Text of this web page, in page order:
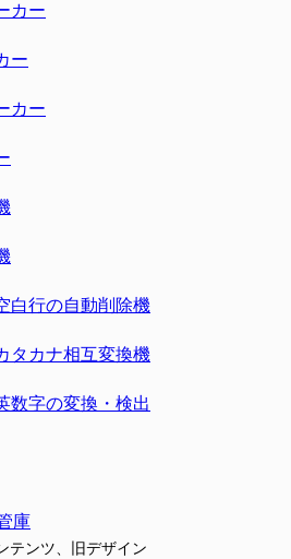
カー
ー
カー
白行の自動削除機
タカナ相互変換機
数字の変換・検出
庫
テンツ、旧デザイン